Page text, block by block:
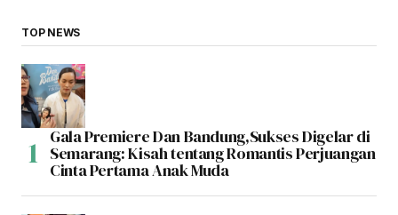
TOP NEWS
Gala Premiere Dan Bandung,Sukses Digelar di
Semarang: Kisah tentang Romantis Perjuangan
Cinta Pertama Anak Muda